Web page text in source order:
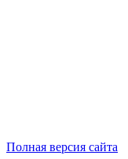
Полная версия сайта